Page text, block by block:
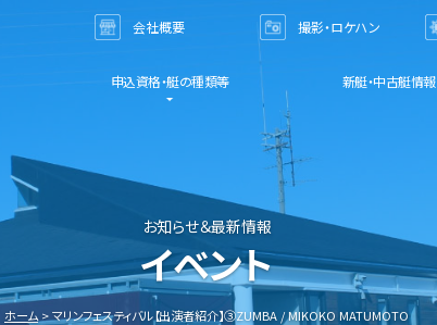
会社概要 撮影・ロケハン
申込資格・艇の種類等 新艇・中古艇情報
お知らせ＆最新情報
イベント
ホーム マリンフェスティバル【出演者紹介】③ZUMBA / MIKOKO MATUMOTO